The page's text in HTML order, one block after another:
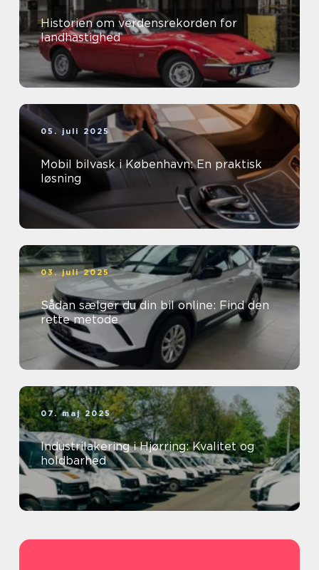
Historien om verdensrekorden for
landhastighed
05. juli 2025
Mobil bilvask i København: En praktisk
løsning
03. juli 2025
Sådan sælger du din bil online: Find den
rette metode
07. maj 2025
Industrilakering i Hjørring: Kvalitet og
holdbarhed